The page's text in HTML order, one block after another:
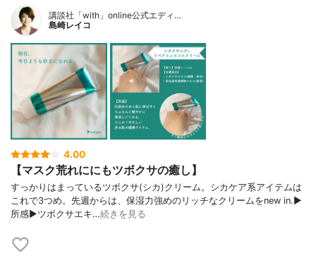
講談社「with」online公式エディ…
島崎レイコ
4.00
【マスク荒れににもツボクサの癒し】
すっかりはまっているツボクサ(シカ)クリーム。シカケア系アイテムは
これで3つめ。先週からは、保湿力強めのリッチなクリームをnew in.▶︎
所感▶︎ツボクサエキ…続きを見る